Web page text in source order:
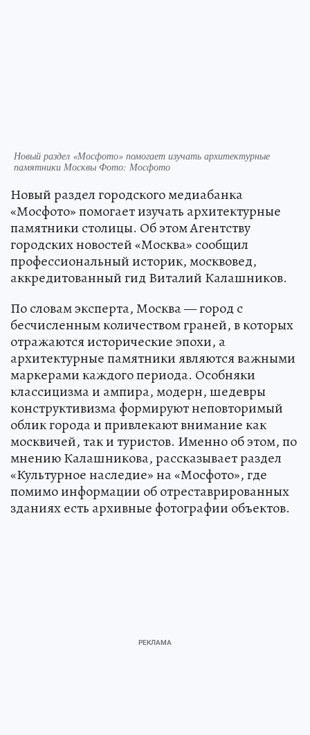
Новый раздел «Мосфото» помогает изучать архитектурные
памятники Москвы Фото: Мосфото
Новый раздел городского медиабанка
«Мосфото» помогает изучать архитектурные
памятники столицы. Об этом Агентству
городских новостей «Москва» сообщил
профессиональный историк, москвовед,
аккредитованный гид Виталий Калашников.
По словам эксперта, Москва — город с
бесчисленным количеством граней, в которых
отражаются исторические эпохи, а
архитектурные памятники являются важными
маркерами каждого периода. Особняки
классицизма и ампира, модерн, шедевры
конструктивизма формируют неповторимый
облик города и привлекают внимание как
москвичей, так и туристов. Именно об этом, по
мнению Калашникова, рассказывает раздел
«Культурное наследие» на «Мосфото», где
помимо информации об отреставрированных
зданиях есть архивные фотографии объектов.